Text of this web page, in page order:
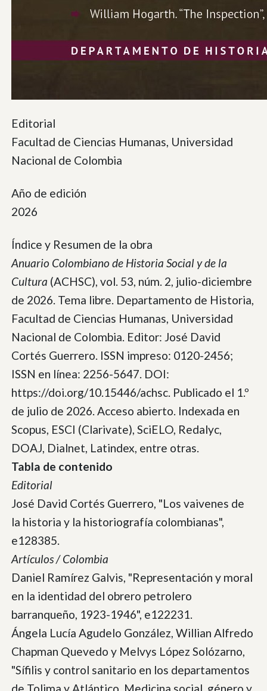
Editorial
Facultad de Ciencias Humanas, Universidad
Nacional de Colombia
Año de edición
2026
Índice y Resumen de la obra
Anuario Colombiano de Historia Social y de la
Cultura (ACHSC), vol. 53, núm. 2, julio-diciembre
de 2026. Tema libre. Departamento de Historia,
Facultad de Ciencias Humanas, Universidad
Nacional de Colombia. Editor: José David
Cortés Guerrero. ISSN impreso: 0120-2456;
ISSN en línea: 2256-5647. DOI:
https://doi.org/10.15446/achsc. Publicado el 1.º
de julio de 2026. Acceso abierto. Indexada en
Scopus, ESCI (Clarivate), SciELO, Redalyc,
DOAJ, Dialnet, Latindex, entre otras.
Tabla de contenido
Editorial
José David Cortés Guerrero, "Los vaivenes de
la historia y la historiografía colombianas",
e128385.
Artículos / Colombia
Daniel Ramírez Galvis, "Representación y moral
en la identidad del obrero petrolero
barranqueño, 1923-1946", e122231.
Ángela Lucía Agudelo González, Willian Alfredo
Chapman Quevedo y Melvys López Solózarno,
"Sífilis y control sanitario en los departamentos